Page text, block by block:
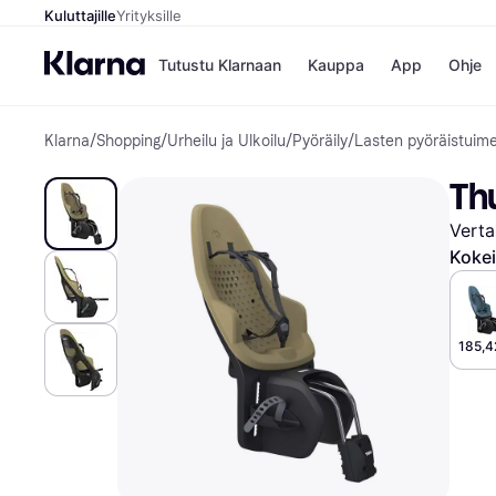
KuluttajilleYrityksille
Tutustu Klarnaan Kauppa
Kaupat
Gigantti
H&M
Peten
Wolt
App Ohje
Klarna/Shopping/Urheilu ja Ulkoilu/Pyöräily/Lasten